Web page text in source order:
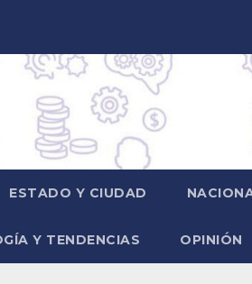
ESTADO Y CIUDAD
Y TENDENCIAS OPINIÓN